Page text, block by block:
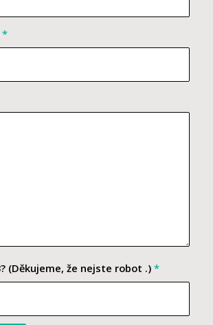
*
(Děkujeme, že nejste robot .) *